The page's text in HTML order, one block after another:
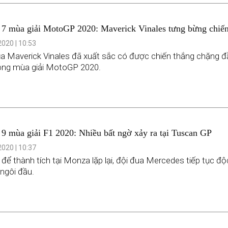
7 mùa giải MotoGP 2020: Maverick Vinales tưng bừng
Emilia Romagna GP
| 10:53
Maverick Vinales đã xuất sắc có được chiến thắng chặng
mùa giải MotoGP 2020.
mùa giải F1 2020: Nhiều bất ngờ xảy ra tại Tuscan GP
| 10:37
để thành tích tại Monza lặp lại, đội đua Mercedes tiếp tục
đầu.